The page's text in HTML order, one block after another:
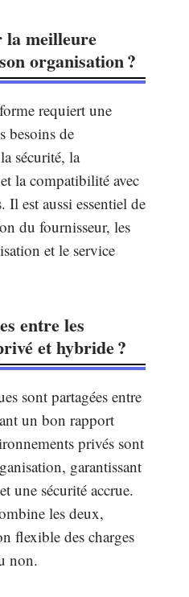
la meilleure
organisation ?
requiert une
besoins de
sécurité, la
la compatibilité avec
Il est aussi essentiel de
du fournisseur, les
et le service
entre les
et hybride ?
sont partagées entre
un bon rapport
privés sont
garantissant
une sécurité accrue.
les deux,
flexible des charges
non.